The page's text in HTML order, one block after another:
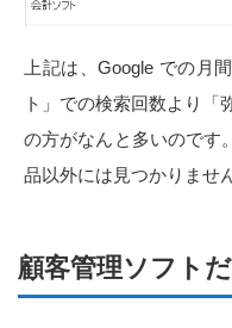
上記は、Google での月
ト」での検索回数より「
の方がなんと多いのです
品以外には見つかりませ
顧客管理ソフト